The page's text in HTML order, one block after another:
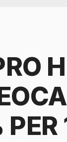
PER